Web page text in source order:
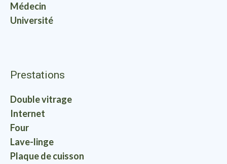
Médecin
Université
Prestations
Double vitrage
Internet
Four
Lave-linge
Plaque de cuisson